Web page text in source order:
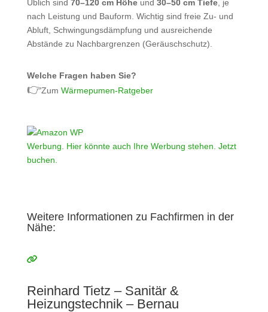
Üblich sind 70–120 cm Höheund 30–50 cm Tiefe, je
nach Leistung und Bauform. Wichtig sind freie Zu‑ und
Abluft, Schwingungsdämpfung und ausreichende
Abstände zu Nachbargrenzen (Geräuschschutz).
Welche Fragen haben Sie?
👉Zum Wärmepumen-Ratgeber
Werbung. Hier könnte auch Ihre Werbung stehen. Jetzt
buchen.
Weitere Informationen zu Fachfirmen in der
Nähe:
Reinhard Tietz – Sanitär &
Heizungstechnik – Bernau